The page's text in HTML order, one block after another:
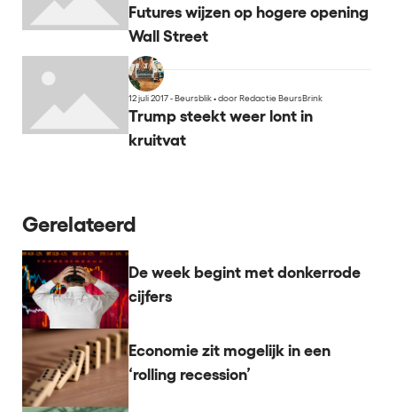
Futures wijzen op hogere opening
Wall Street
12 juli 2017 - Beursblik•door Redactie BeursBrink
Trump steekt weer lont in
kruitvat
Gerelateerd
De week begint met donkerrode
cijfers
Economie zit mogelijk in een
‘rolling recession’